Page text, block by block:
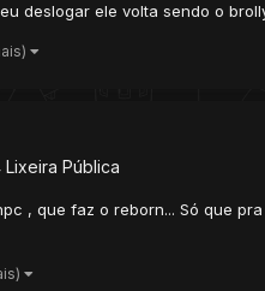
deslogar ele volta sendo o
Lixeira Pública
, que faz o reborn... Só que